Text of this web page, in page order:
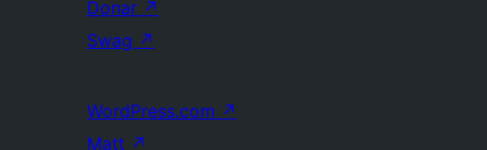
Donar ↗
Swag ↗
WordPress.com ↗
Matt ↗